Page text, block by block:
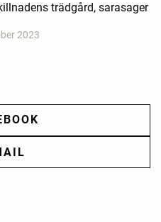
trädgård, sarasager
2023